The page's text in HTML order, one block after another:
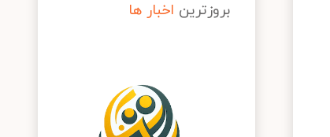
بروزترین اخبار ها